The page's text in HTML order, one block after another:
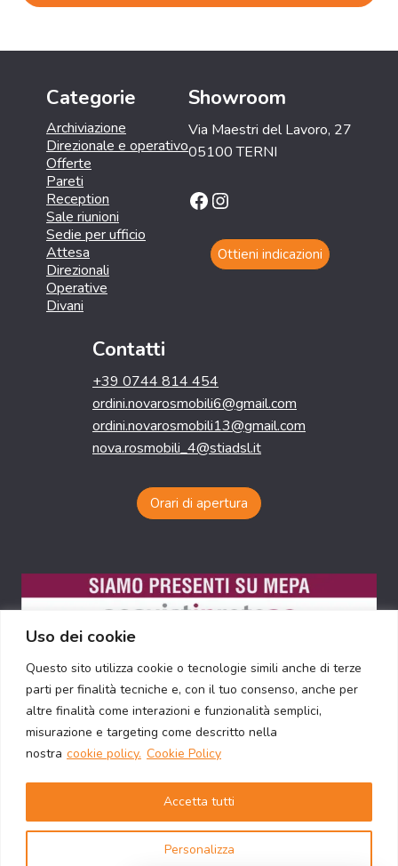
Uso dei cookie
Questo sito utilizza cookie o tecnologie simili anche di terze
parti per finalità tecniche e, con il tuo consenso, anche per
altre finalità come interazioni e funzionalità semplici,
misurazione e targeting come descritto nella
nostra cookie policy. Cookie Policy
Personalizza
Accetta tutti
Categorie
Archiviazione
Direzionale e operativo
Offerte
Pareti
Reception
Sale riunioni
Sedie per ufficio
Attesa
Direzionali
Operative
Divani
Showroom
Via Maestri del Lavoro, 27
05100 TERNI
Facebook
Instagram
Ottieni indicazioni
Contatti
+39 0744 814 454
ordini.novarosmobili6@gmail.com
ordini.novarosmobili13@gmail.com
nova.rosmobili_4@stiadsl.it
Orari di apertura
© 2026 Nova Rosmobili s.r.l. - P. IVA 12398811005 -
Via Guidobaldo del Monte 61, 00197 Roma